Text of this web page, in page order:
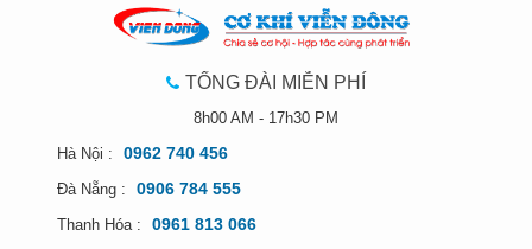
TỔNG ĐÀI MIỄN PHÍ
8h00 AM - 17h30 PM
Hà Nội :
0962 740 456
Đà Nẵng : 0906 784 555
Thanh Hóa : 0961 813 066